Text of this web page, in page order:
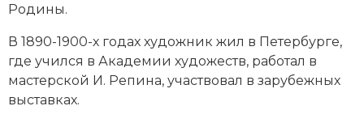
Родины.
В 1890-1900-х годах художник жил в Петербурге,
где учился в Академии художеств, работал в
мастерской И. Репина, участвовал в зарубежных
выставках.